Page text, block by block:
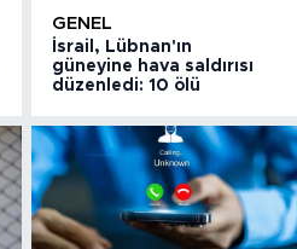
GENEL
İsrail, Lübnan'ın
güneyine hava saldırısı
düzenledi: 10 ölü